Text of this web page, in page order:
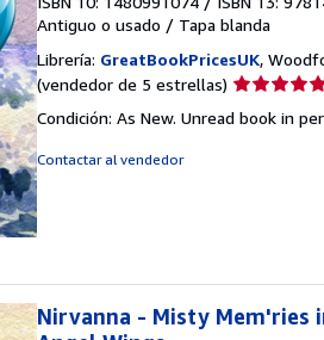
Antiguo o usado / Tapa blanda
Librería: GreatBookPricesUK,
(vendedor de 5 estrellas) Calificación
vendedor:
Condición: As New. Unread book in
Contactar al vendedor
Nirvanna - Misty Mem'ries